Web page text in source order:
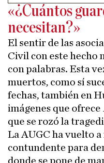
«¿Cuántos
necesitan?»
El sentir de las
Civil con este hecho
con palabras. Esta
muertos, como sí
fechas, también en
imágenes que ofrece
que se rozó la
La AUGC ha vuelto
contundente para
donde se pone de